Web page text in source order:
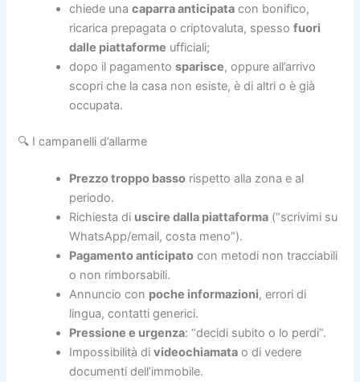
chiede unacaparra anticipata con bonifico,
ricarica prepagata o criptovaluta, spessofuori
dalle piattaforme ufficiali;
dopo il pagamentosparisce, oppure all’arrivo
scopri che la casa non esiste, è di altri o è già
occupata.
🔍 I campanelli d’allarme
Prezzo troppo basso rispetto alla zona e al
periodo.
Richiesta di uscire dalla piattaforma (“scrivimi su
WhatsApp/email, costa meno”).
Pagamento anticipato con metodi non tracciabili
o non rimborsabili.
Annuncio con poche informazioni, errori di
lingua, contatti generici.
Pressione e urgenza: “decidi subito o lo perdi”.
Impossibilità divideochiamata o di vedere
documenti dell’immobile.